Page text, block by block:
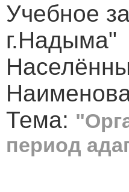
Учебное
г.Надыма"
Тема:
период